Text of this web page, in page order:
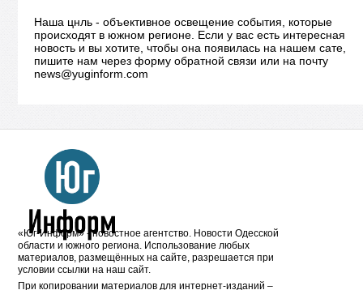
Наша цнль - объективное освещение события, которые
происходят в южном регионе. Если у вас есть интересная
новость и вы хотите, чтобы она появилась на нашем сате,
пишите нам через форму обратной связи или на почту
news@yuginform.com
«Юг-Информ» - новостное агентство. Новости Одесской
области и южного региона. Использование любых
материалов, размещённых на сайте, разрешается при
условии ссылки на наш сайт.
При копировании материалов для интернет-изданий –